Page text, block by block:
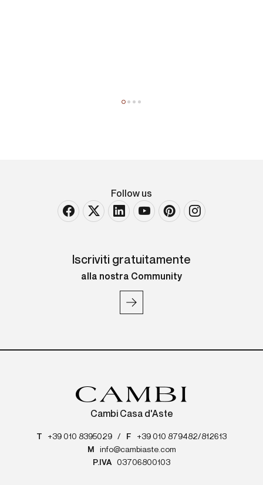
Follow us
Iscriviti gratuitamente
alla nostra Community
Cambi Casa d'Aste
T +39 010 8395029 / F
+39 010 879482/812613
M
info@cambiaste.com
P.IVA
03706800103